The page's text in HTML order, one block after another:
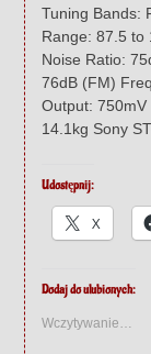
Tuning Bands:
Range: 87.5 to
Noise Ratio:
76dB (FM)
Output:
14.1kg Sony
Udostępnij:
X
Dodaj do ulubionych:
Wczytywanie…